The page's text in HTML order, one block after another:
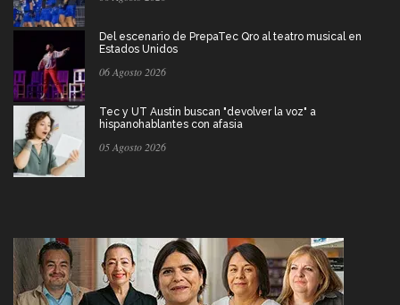
Del escenario de PrepaTec Qro al teatro musical en
Estados Unidos
06 Agosto 2026
Tec y UT Austin buscan "devolver la voz" a
hispanohablantes con afasia
05 Agosto 2026